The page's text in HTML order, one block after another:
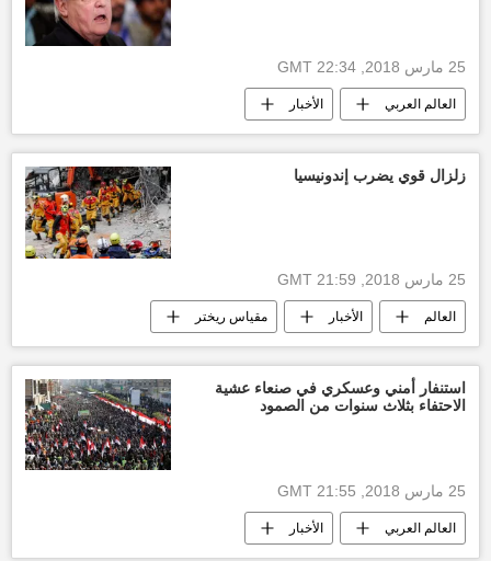
25 مارس 2018, 22:34 GMT
العالم العربي الأخبار
المبعوث الأممي إلى اليمن الحكومة اليمنية
أولويات أولويات
زلزال قوي يضرب إندونيسيا
25 مارس 2018, 21:59 GMT
العالم الأخبار مقياس ريختر
روسيا الولايات المتحدة الأمريكية
أخبار إندونيسيا
استنفار أمني وعسكري في صنعاء عشية
الاحتفاء بثلاث سنوات من الصمود
25 مارس 2018, 21:55 GMT
العالم العربي الأخبار